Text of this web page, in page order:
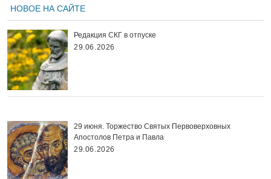
НОВОЕ НА САЙТЕ
Редакция СКГ в отпуске
29.06.2026
29 июня. Торжество Святых Первоверховных
Апостолов Петра и Павла
29.06.2026